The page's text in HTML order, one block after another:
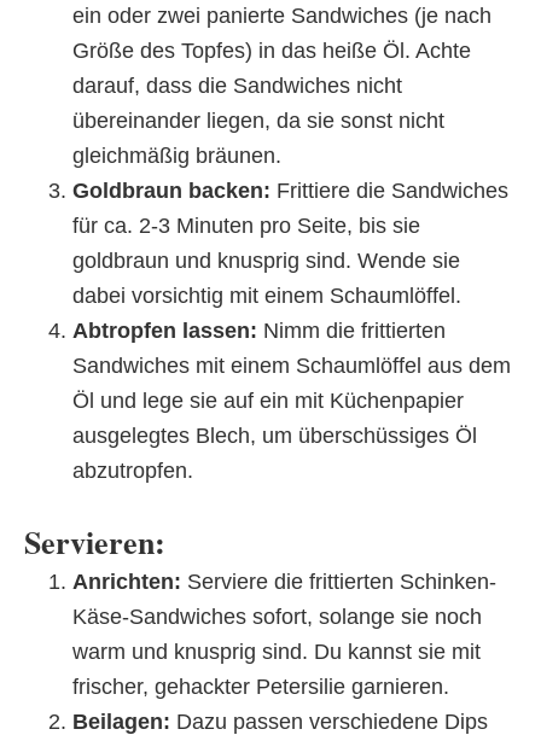
ein oder zwei panierte Sandwiches (je nach
Größe des Topfes) in das heiße Öl. Achte
darauf, dass die Sandwiches nicht
übereinander liegen, da sie sonst nicht
gleichmäßig bräunen.
Goldbraun backen: Frittiere die Sandwiches
für ca. 2-3 Minuten pro Seite, bis sie
goldbraun und knusprig sind. Wende sie
dabei vorsichtig mit einem Schaumlöffel.
Abtropfen lassen: Nimm die frittierten
Sandwiches mit einem Schaumlöffel aus dem
Öl und lege sie auf ein mit Küchenpapier
ausgelegtes Blech, um überschüssiges Öl
abzutropfen.
Servieren:
Anrichten: Serviere die frittierten Schinken-
Käse-Sandwiches sofort, solange sie noch
warm und knusprig sind. Du kannst sie mit
frischer, gehackter Petersilie garnieren.
Beilagen: Dazu passen verschiedene Dips